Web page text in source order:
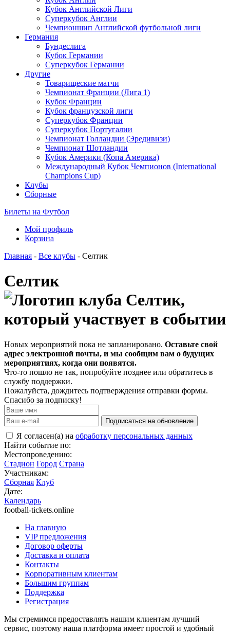
Кубок Английской Лиги
Суперкубок Англии
Чемпионшип Английской футбольной лиги
Германия
Бундеслига
Кубок Германии
Суперкубок Германии
Другие
Товарищеские матчи
Чемпионат Франции (Лига 1)
Кубок Франции
Кубок французской лиги
Суперкубок Франции
Суперкубок Португалии
Чемпионат Голландии (Эредивизи)
Чемпионат Шотландии
Кубок Америки (Копа Америка)
Международный Кубок Чемпионов (International
Champions Cup)
Клубы
Сборные
Билеты на Футбол
Мой профиль
Корзина
Главная - Все клубы - Селтик
Селтик
Новых мероприятий пока не запланировано. Оставьте свой
адрес электронной почты, и мы сообщим вам о будущих
мероприятиях, когда они появятся.
Что-то пошло не так, попробуйте позднее или обратитесь в
службу поддержки.
Пожалуйста, дождитесь подтверждения отправки формы.
Спасибо за подписку!
Подписаться на обновление
Я согласен(а) на обработку персональных данных
Найти событие по:
Местопроведению:
Стадион Город Страна
Участникам:
Сборная Клуб
Дате:
Календарь
football-tickets.online
На главную
VIP предложения
Договор оферты
Доставка и оплата
Контакты
Корпоративным клиентам
Большим группам
Поддержка
Регистрация
Мы стремимся предоставлять нашим клиентам лучший
сервис, поэтому наша платформа имеет простой и удобный